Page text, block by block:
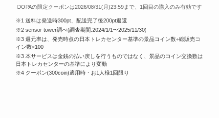
DOPAの限定クーポンは2026/08/31(月)23:59まで、1回目の購入のみ有効です
※1 送料は発送時300pt、配送完了後200pt返還
※2 sensor tower調べ(調査期間:2024/1/1〜2025/11/30)
※3 還元率は、発売時点の日本トレカセンター基準の景品コイン数÷総販売コ
イン数×100
※3 本サービスは金銭の払い戻しを行うものではなく、景品のコイン交換数は
日本トレカセンターの基準により変動
※4 クーポン(300coin)適用時・お1人様1回限り